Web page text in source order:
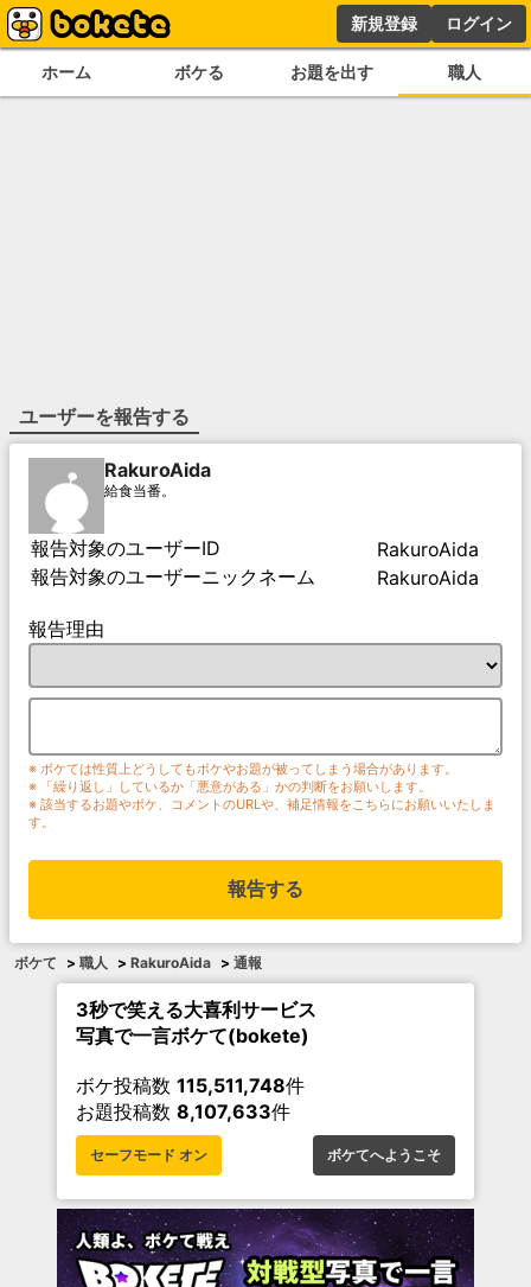
新規登録 ログイン
ホーム ボケる お題を出す 職人
ユーザーを報告する
RakuroAida
給食当番。
報告対象のユーザーID
RakuroAida
報告対象のユーザーニックネーム
RakuroAida
報告理由
※ ボケては性質上どうしてもボケやお題が被ってしまう場合があります。
※ 「繰り返し」しているか「悪意がある」かの判断をお願いします。
※ 該当するお題やボケ、コメントのURLや、補足情報をこちらにお願いいたしま
す。
報告する
ボケて > 職人 > RakuroAida > 通報
3秒で笑える大喜利サービス
写真で一言ボケて(bokete)
ボケ投稿数 115,511,748件
お題投稿数 8,107,633件
セーフモード オン ボケてへようこそ